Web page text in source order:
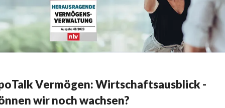
Vermögen: Wirtschaftsausblick -
wir noch wachsen?